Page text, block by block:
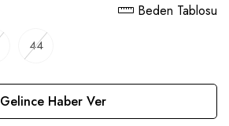
Beden Tablosu
44
Gelince Haber Ver